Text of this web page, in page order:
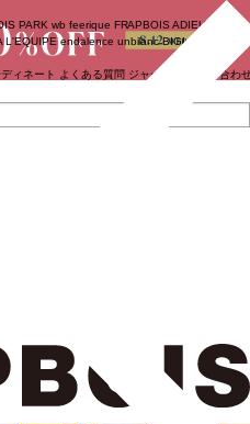
PARK wb feerique FRAPBOIS ADIEU
L'EQUIPE endalence unbilanc BIGI online store
ィネート よくある質問 ジャーナル お問い合わ